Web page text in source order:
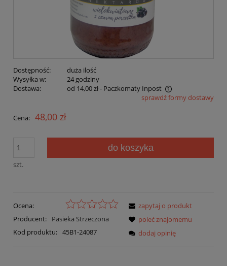
Dostępność:
duża ilość
Wysyłka w:
24 godziny
Dostawa:
od 14,00 zł- Paczkomaty Inpost
Cena nie zawiera ewentualnych kosztów płatnościsprawdź formy dostawy
Cena: 48,00 zł
szt.
do koszyka
Ocena:
Producent:
Pasieka Strzeczona
Kod produktu: 45B1-24087
zapytaj o produkt
poleć znajomemu
dodaj opinię